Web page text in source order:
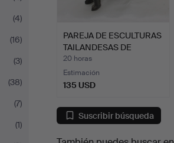
(4)
(16)
(3)
(38)
(7)
(1)
PAREJA DE ESCULTURAS
TAILANDESAS DE
BRONCE…
20 horas
Estimación
135 USD
Suscribir búsqueda